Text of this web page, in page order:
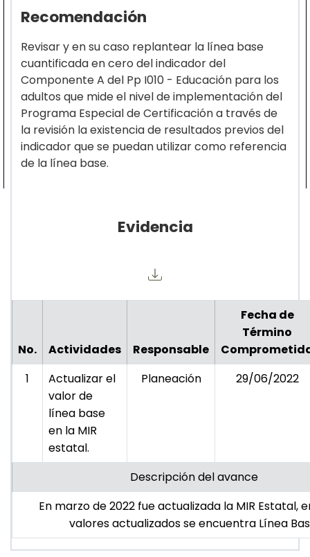
Recomendación
Revisar y en su caso replantear la línea base
cuantificada en cero del indicador del
Componente A del Pp I010 - Educación para los
adultos que mide el nivel de implementación del
Programa Especial de Certificación a través de
la revisión la existencia de resultados previos del
indicador que se puedan utilizar como referencia
de la línea base.
Evidencia
No. Actividades Responsable
Fecha de
Término
1
Actualizar el
valor de
línea base
en la MIR
estatal.
Planeación 29/06/2022
Descripción del avance
En marzo de 2022 fue actualizada la MIR Estatal,
valores actualizados se encuentra Línea